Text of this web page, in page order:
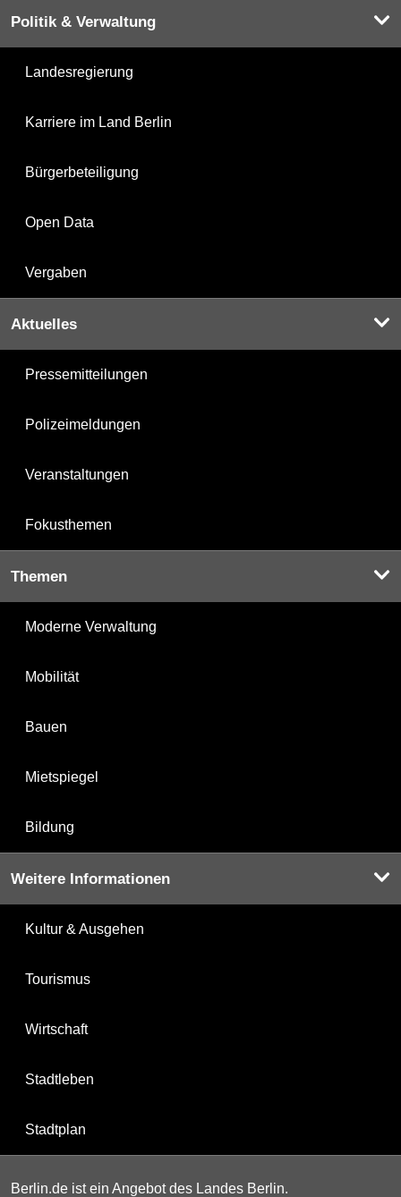
Politik & Verwaltung
Landesregierung
Karriere im Land Berlin
Bürgerbeteiligung
Open Data
Vergaben
Aktuelles
Pressemitteilungen
Polizeimeldungen
Veranstaltungen
Fokusthemen
Themen
Moderne Verwaltung
Mobilität
Bauen
Mietspiegel
Bildung
Weitere Informationen
Kultur & Ausgehen
Tourismus
Wirtschaft
Stadtleben
Stadtplan
Berlin.de ist ein Angebot des Landes Berlin.